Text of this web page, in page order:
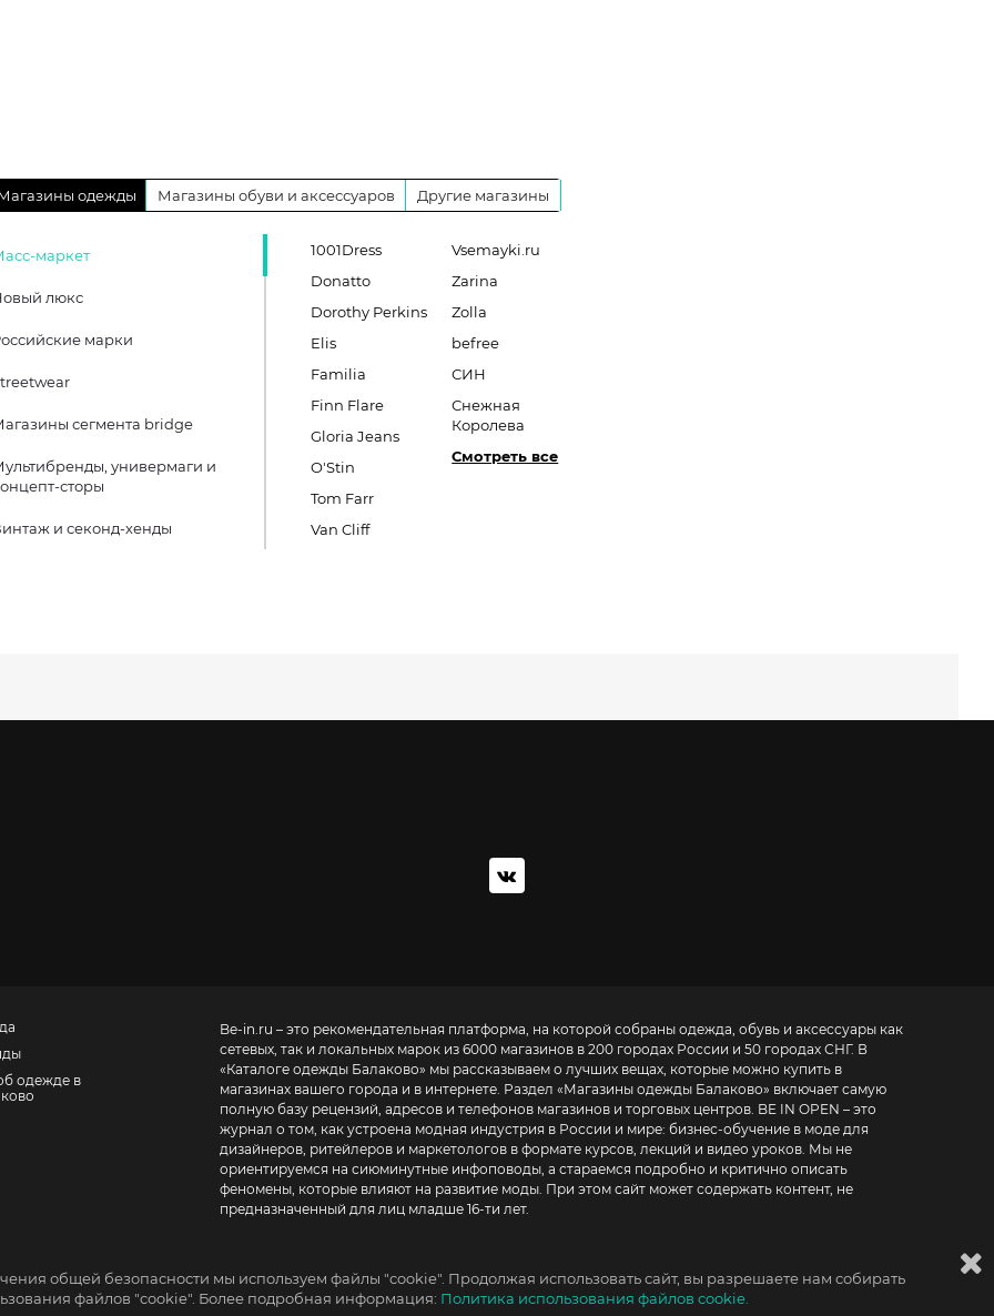
общей безопасности мы используем файлы "cookie". Продолжая использовать сайт, вы разрешаете нам собирать
файлов "cookie". Более подробная информация: Политика использования файлов cookie.
одежды Магазины обуви и аксессуаров Другие магазины
маркет
люкс
марки
сегмента bridge
универмаги и
сторы
и секонд-хенды
1001Dress
Donatto
Dorothy Perkins
Elis
Familia
Finn Flare
Gloria Jeans
O'Stin
Tom Farr
Van Cliff
Vsemayki.ru
Zarina
Zolla
befree
СИН
Снежная
Королева
Смотреть все
одежде в
Be-in.ru – это рекомендательная платформа, на которой собраны одежда, обувь и аксессуары как
сетевых, так и локальных марок из 6000 магазинов в 200 городах России и 50 городах СНГ. В
«Каталоге одежды Балаково» мы рассказываем о лучших вещах, которые можно купить в
магазинах вашего города и в интернете. Раздел «Магазины одежды Балаково» включает самую
полную базу рецензий, адресов и телефонов магазинов и торговых центров. BE IN OPEN – это
журнал о том, как устроена модная индустрия в России и мире: бизнес-обучение в моде для
дизайнеров, ритейлеров и маркетологов в формате курсов, лекций и видео уроков. Мы не
ориентируемся на сиюминутные инфоповоды, а стараемся подробно и критично описать
феномены, которые влияют на развитие моды. При этом сайт может содержать контент, не
предназначенный для лиц младше 16-ти лет.